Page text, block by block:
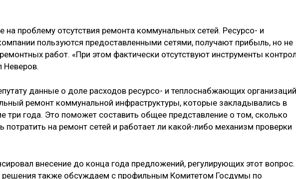
на проблему отсутствия ремонта коммунальных сетей. Ресурсо- и
пользуются предоставленными сетями, получают прибыль, но не
работ. «При этом фактически отсутствуют инструменты
Неверов.
данные о доле расходов ресурсо- и теплоснабжающих организаций
ремонт коммунальной инфраструктуры, которые закладывались в
года. Это поможет составить общее представление о том, сколько
потратить на ремонт сетей и работает ли какой-либо механизм проверки
внесение до конца года предложений, регулирующих этот вопрос.
решения также обсуждаем с профильным Комитетом Госдумы по